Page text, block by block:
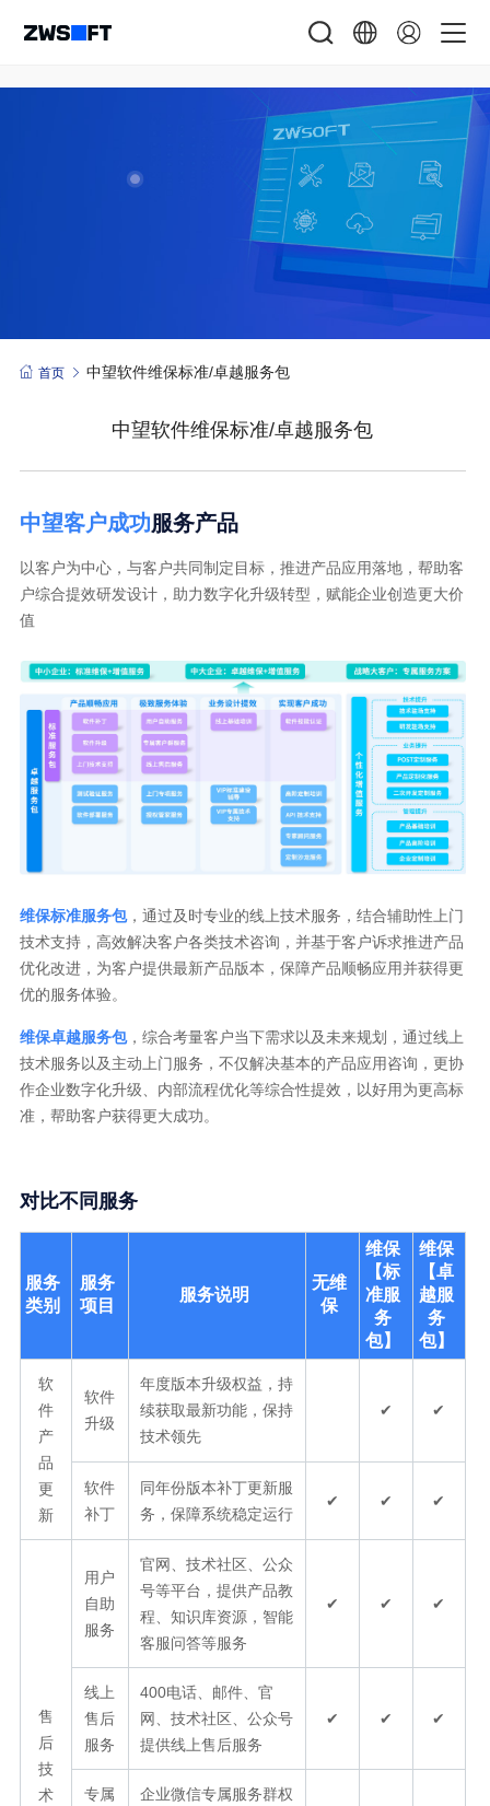
首页 中望软件维保标准/卓越服务包
中望软件维保标准/卓越服务包
中望客户成功服务产品
以客户为中心，与客户共同制定目标，推进产品应用落地，帮助客
户综合提效研发设计，助力数字化升级转型，赋能企业创造更大价
值
维保标准服务包，通过及时专业的线上技术服务，结合辅助性上门
技术支持，高效解决客户各类技术咨询，并基于客户诉求推进产品
优化改进，为客户提供最新产品版本，保障产品顺畅应用并获得更
优的服务体验。
维保卓越服务包，综合考量客户当下需求以及未来规划，通过线上
技术服务以及主动上门服务，不仅解决基本的产品应用咨询，更协
作企业数字化升级、内部流程优化等综合性提效，以好用为更高标
准，帮助客户获得更大成功。
对比不同服务
服务
类别
服务
项目
服务说明
无维
保
维保
【标
准服
务
包】
维保
【卓
越服
务
包】
软
件
产
品
更
新
软件
升级
年度版本升级权益，持
续获取最新功能，保持
技术领先
✔ ✔
软件
补丁
同年份版本补丁更新服
务，保障系统稳定运行
✔ ✔ ✔
售
后
技
术
用户
自助
服务
官网、技术社区、公众
号等平台，提供产品教
程、知识库资源，智能
客服问答等服务
✔ ✔ ✔
线上
售后
服务
400电话、邮件、官
网、技术社区、公众号
提供线上售后服务
✔ ✔ ✔
专属
企业微信专属服务群权